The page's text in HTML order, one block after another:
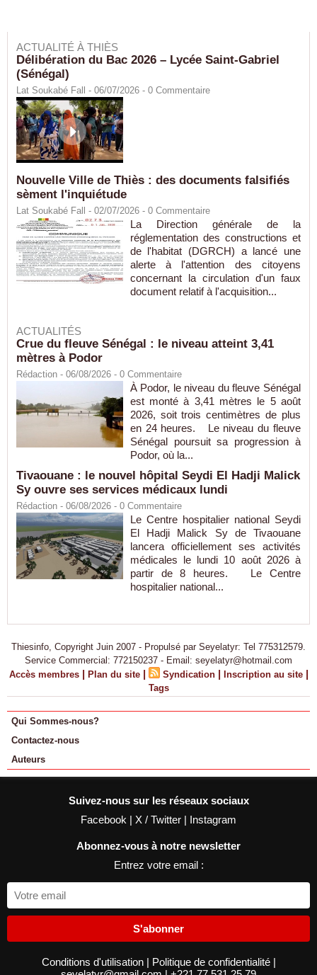
ACTUALITÉ À THIÈS
Délibération du Bac 2026 – Lycée Saint-Gabriel
(Sénégal)
Lat Soukabé Fall - 06/07/2026 - 0 Commentaire
Nouvelle Ville de Thiès : des documents falsifiés
sèment l'inquiétude
Lat Soukabé Fall - 02/07/2026 - 0 Commentaire
La Direction générale de la
réglementation des constructions et
de l'habitat (DGRCH) a lancé une
alerte à l'attention des citoyens
concernant la circulation d'un faux
document relatif à l'acquisition...
ACTUALITÉS
Crue du fleuve Sénégal : le niveau atteint 3,41
mètres à Podor
Rédaction - 06/08/2026 - 0 Commentaire
À Podor, le niveau du fleuve Sénégal
est monté à 3,41 mètres le 5 août
2026, soit trois centimètres de plus
en 24 heures. Le niveau du fleuve
Sénégal poursuit sa progression à
Podor, où la...
Tivaouane : le nouvel hôpital Seydi El Hadji Malick
Sy ouvre ses services médicaux lundi
Rédaction - 06/08/2026 - 0 Commentaire
Le Centre hospitalier national Seydi
El Hadji Malick Sy de Tivaouane
lancera officiellement ses activités
médicales le lundi 10 août 2026 à
partir de 8 heures. Le Centre
hospitalier national...
Thiesinfo, Copyright Juin 2007 - Propulsé par Seyelatyr: Tel 775312579.
Service Commercial: 772150237 - Email: seyelatyr@hotmail.com
Accès membres | Plan du site | Syndication | Inscription au site |
Tags
Qui Sommes-nous?
Contactez-nous
Auteurs
Suivez-nous sur les réseaux sociaux
Facebook | X / Twitter | Instagram
Abonnez-vous à notre newsletter
Entrez votre email :
S'abonner
Conditions d'utilisation | Politique de confidentialité |